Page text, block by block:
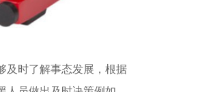
及时了解事态发展，根据